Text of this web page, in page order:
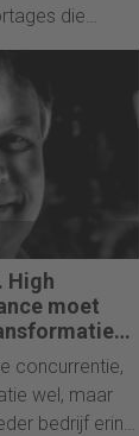
die
de zaken er
(soms
worden
ook garant
de managers
zijn
High
moet
concurrentie,
wel, maar
bedrijf erin